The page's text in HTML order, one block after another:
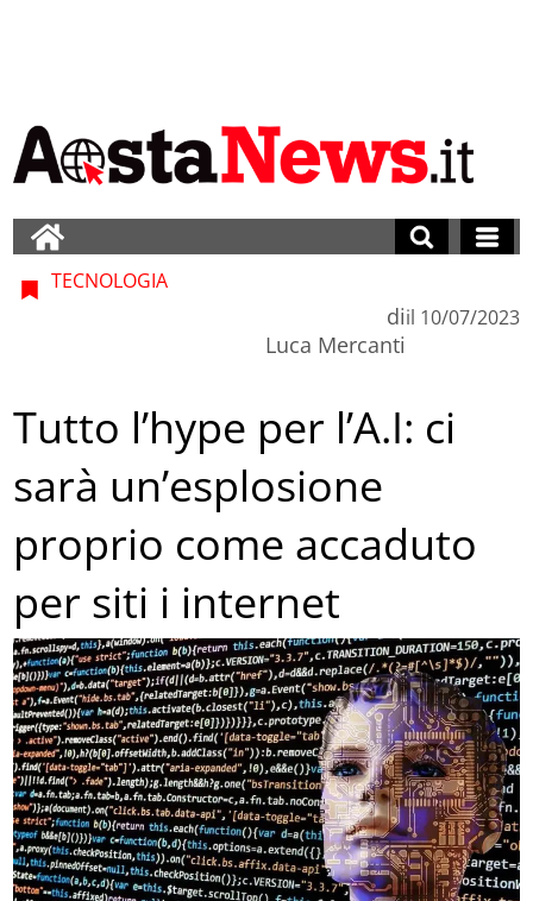
TECNOLOGIA
di
Luca Mercanti
il 10/07/2023
Tutto l’hype per l’A.I: ci
sarà un’esplosione
proprio come accaduto
per siti i internet